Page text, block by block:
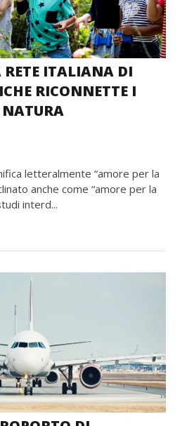
ITALIANA DI
RICONNETTE I
letteralmente “amore per la
anche come “amore per la
interd...